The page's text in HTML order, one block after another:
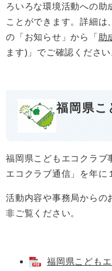
ろいろな環境活動への助
ことができます。詳細
の「お知らせ」から「助
ます)」でご確認ください
福岡県こ
福岡県こどもエコクラブ
エコクラブ通信」を年に
活動内容や事務局からの
非ご覧ください。
福岡県こども